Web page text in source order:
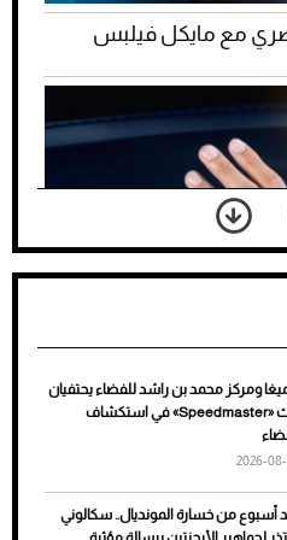
مع مايكل فيلبس
عند الوقوف.. أشهر
ومركز محمد بن راشد للفضاء يحتفيان
بإرث «Speedmaster» في استكشاف
2026-
أسبوع من خسارة المونديال.. سكالوني